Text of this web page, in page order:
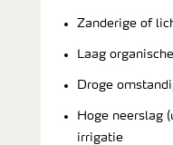
Zanderige of
Laag
Droge
Hoge neerslag
irrigatie